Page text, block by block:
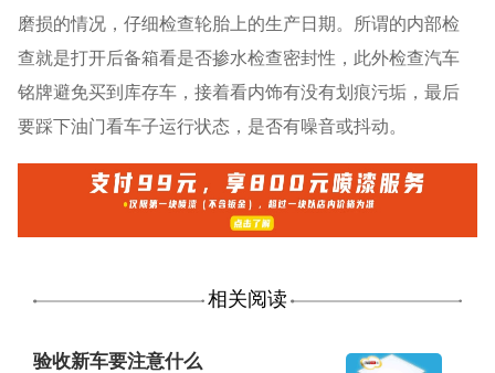
磨损的情况，仔细检查轮胎上的生产日期。所谓的内部检
查就是打开后备箱看是否掺水检查密封性，此外检查汽车
铭牌避免买到库存车，接着看内饰有没有划痕污垢，最后
要踩下油门看车子运行状态，是否有噪音或抖动。
相关阅读
验收新车要注意什么